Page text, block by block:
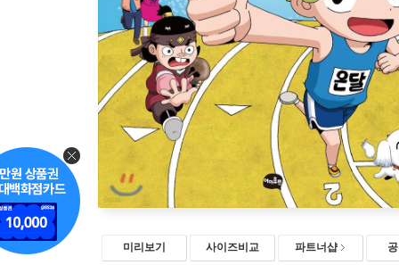
미리보기 사이즈비교 파트너샵